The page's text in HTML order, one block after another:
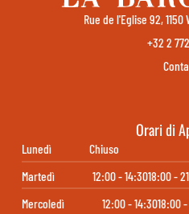
Rue de l'Eglise 92,
+32 2
Orari di
Lunedì
Chiuso
Martedì
12:00 - 14:3018:00 -
Mercoledì
12:00 - 14:3018:00